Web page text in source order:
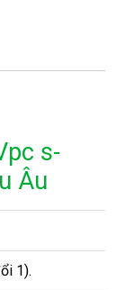
s-
Âu
1).